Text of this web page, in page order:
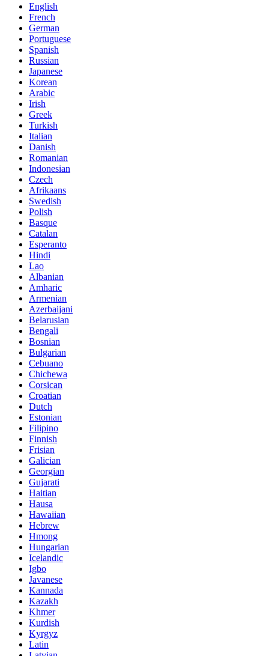
English
French
German
Portuguese
Spanish
Russian
Japanese
Korean
Arabic
Irish
Greek
Turkish
Italian
Danish
Romanian
Indonesian
Czech
Afrikaans
Swedish
Polish
Basque
Catalan
Esperanto
Hindi
Lao
Albanian
Amharic
Armenian
Azerbaijani
Belarusian
Bengali
Bosnian
Bulgarian
Cebuano
Chichewa
Corsican
Croatian
Dutch
Estonian
Filipino
Finnish
Frisian
Galician
Georgian
Gujarati
Haitian
Hausa
Hawaiian
Hebrew
Hmong
Hungarian
Icelandic
Igbo
Javanese
Kannada
Kazakh
Khmer
Kurdish
Kyrgyz
Latin